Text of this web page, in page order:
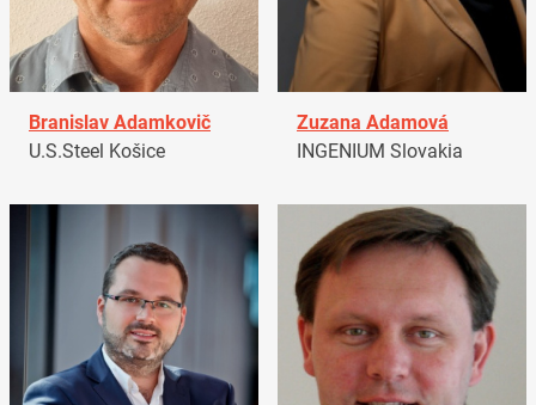
Branislav Adamkovič
U.S.Steel Košice
Zuzana Adamová
INGENIUM Slovakia